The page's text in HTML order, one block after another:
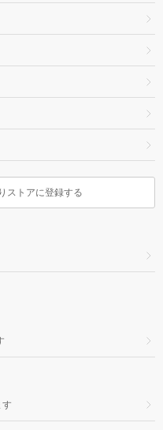
ストアに登録する
す